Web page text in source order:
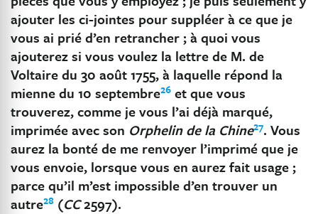
ajouter les ci-jointes pour suppléer à ce que je
vous ai prié d’en retrancher ; à quoi vous
ajouterez si vous voulez la lettre de M. de
Voltaire du 30 août 1755, à laquelle répond la
mienne du 10 septembre26 et que vous
trouverez, comme je vous l’ai déjà marqué,
imprimée avec son Orphelin de la Chine27. Vous
aurez la bonté de me renvoyer l’imprimé que je
vous envoie, lorsque vous en aurez fait usage ;
parce qu’il m’est impossible d’en trouver un
autre28 (CC2597).